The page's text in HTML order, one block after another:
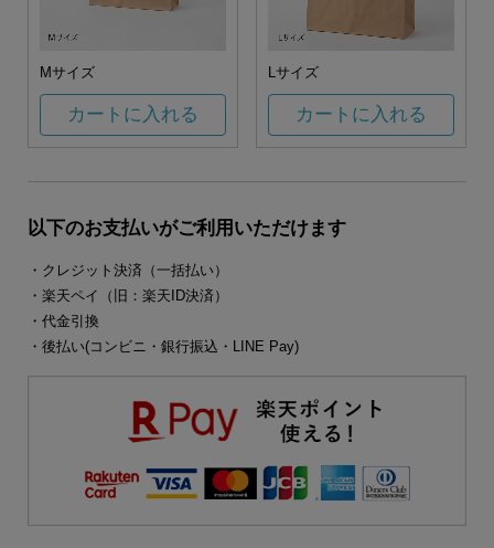
Mサイズ
カートに入れる
Lサイズ
カートに入れる
以下のお支払いがご利用いただけます
・クレジット決済（一括払い）
・楽天ペイ（旧：楽天ID決済）
・代金引換
・後払い(コンビニ・銀行振込・LINE Pay)